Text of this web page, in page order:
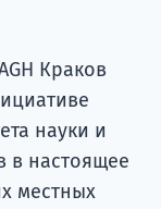
Краков
науки и
в настоящее
местных